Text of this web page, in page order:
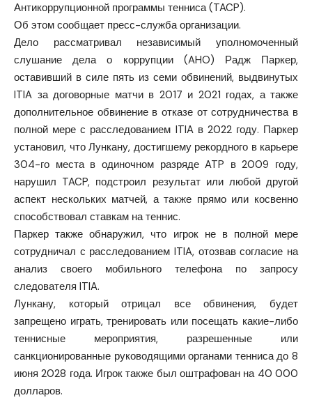
Антикоррупционной программы тенниса (TACP).
Об этом сообщает пресс-служба организации.
Дело рассматривал независимый уполномоченный
слушание дела о коррупции (AHO) Радж Паркер,
оставивший в силе пять из семи обвинений, выдвинутых
ITIA за договорные матчи в 2017 и 2021 годах, а также
дополнительное обвинение в отказе от сотрудничества в
полной мере с расследованием ITIA в 2022 году. Паркер
установил, что Лункану, достигшему рекордного в карьере
304-го места в одиночном разряде ATP в 2009 году,
нарушил TACP, подстроил результат или любой другой
аспект нескольких матчей, а также прямо или косвенно
способствовал ставкам на теннис.
Паркер также обнаружил, что игрок не в полной мере
сотрудничал с расследованием ITIA, отозвав согласие на
анализ своего мобильного телефона по запросу
следователя ITIA.
Лункану, который отрицал все обвинения, будет
запрещено играть, тренировать или посещать какие-либо
теннисные мероприятия, разрешенные или
санкционированные руководящими органами тенниса до 8
июня 2028 года. Игрок также был оштрафован на 40 000
долларов.